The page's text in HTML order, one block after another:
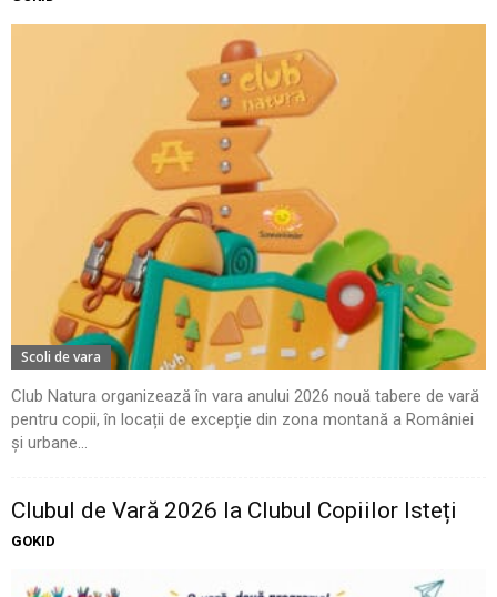
Scoli de vara
Club Natura organizează în vara anului 2026 nouă tabere de vară
pentru copii, în locații de excepție din zona montană a României
și urbane...
Clubul de Vară 2026 la Clubul Copiilor Isteți
GOKID